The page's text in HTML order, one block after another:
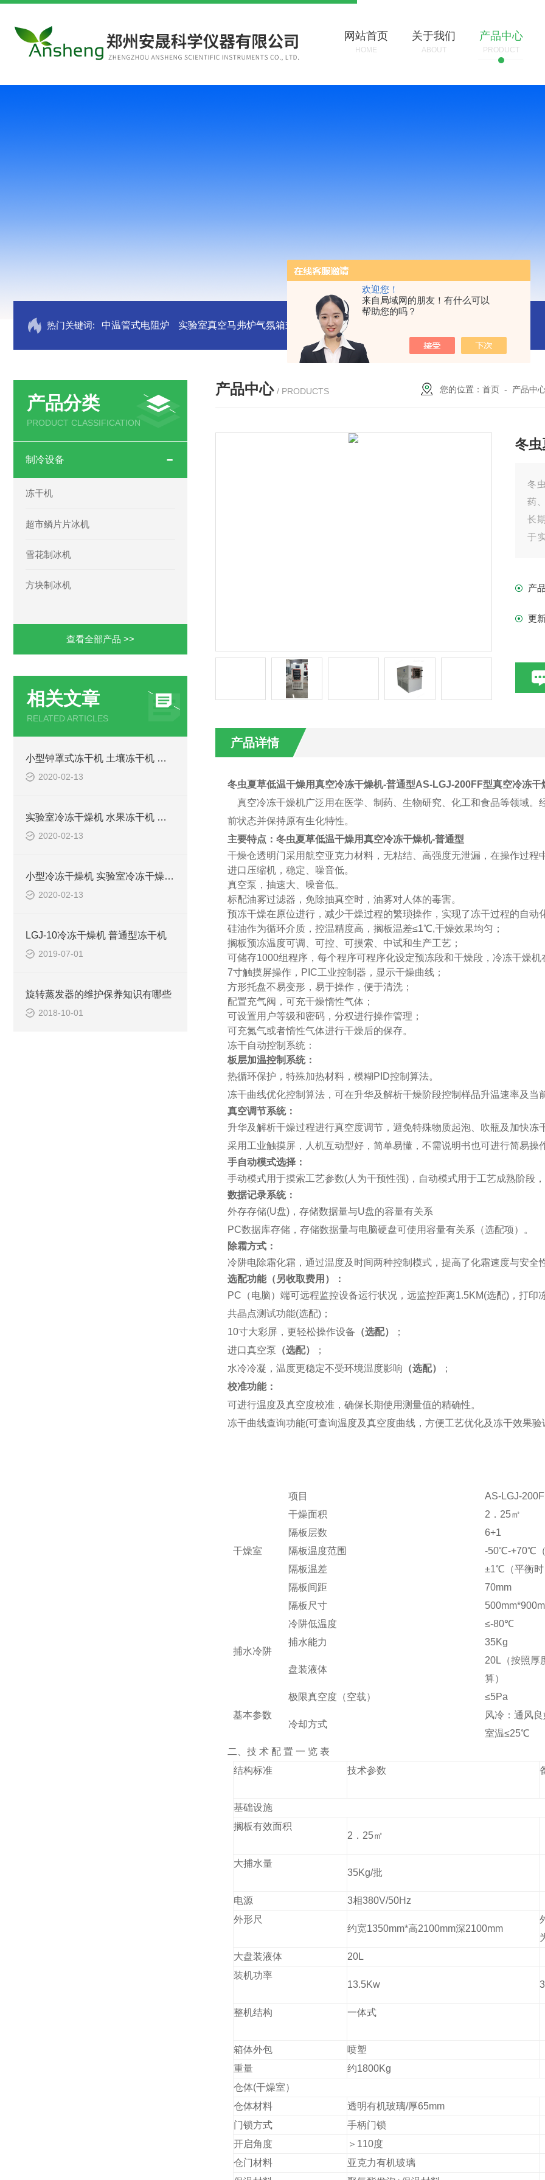
欢迎您！
来自局域网的朋友！有什么可以
帮助您的吗？
网站首页
HOME
关于我们
ABOUT
产品中心
PRODUCT
热门关键词: 中温管式电阻炉 实验室真空马弗炉气氛箱式炉厂家 灰分测定马弗炉-郑州安晟科学仪器 SX2-9-
产品分类
PRODUCT CLASSIFICATION
制冷设备
冻干机
超市鳞片片冰机
雪花制冰机
方块制冰机
查看全部产品 >>
相关文章
RELATED ARTICLES
小型钟罩式冻干机 土壤冻干机 低温冻干机 科研分析冻干机
2020-02-13
实验室冷冻干燥机 水果冻干机 生物样品冷冻干燥机
2020-02-13
小型冷冻干燥机 实验室冷冻干燥机 虫草冻干机 食品冻干机
2020-02-13
LGJ-10冷冻干燥机 普通型冻干机
2019-07-01
旋转蒸发器的维护保养知识有哪些
2018-10-01
产品中心 / PRODUCTS 您的位置：首页 - 产品中
冬
冬
药
长
于
产
更
产品详情
冬虫夏草低温干燥用真空冷冻干燥机-普通型AS-LGJ-200FF型真空冷冻干
真空冷冻干燥机广泛用在医学、制药、生物研究、化工和食品等领域。
前状态并保持原有生化特性。
主要特点： 冬虫夏草低温干燥用真空冷冻干燥机-普通型
干燥仓透明门采用航空亚克力材料，无粘结、高强度无泄漏 ，在操作过程
进口压缩机，稳定、噪音低。
真空泵，抽速大、噪音低。
标配油雾过滤器 ， 免除抽真空时，油雾对人体的毒害。
预冻干燥在原位进行，减少干燥过程的繁琐操作，实现了冻干过程的自动
硅油作为循环介质，控温精度高，搁板温差≤1℃,干燥效果均匀；
搁板预冻温度可调、可控、可摸索、中试和生产工艺；
可储存1000组程序，每个程序可程序化设定预冻段和干燥段，冷冻干燥
7寸触摸屏操作，PIC工业控制器，显示干燥曲线；
方形托盘不易变形，易于操作，便于清洗；
配置充气阀，可充干燥惰性气体；
可设置用户等级和密码，分权进行操作管理；
可充氮气或者惰性气体进行干燥后的保存。
冻干自动控制系统：
板层加温控制系统：
热循环保护，特殊加热材料，模糊PID控制算法。
冻干曲线优化控制算法，可在升华及解析干燥阶段控制样品升温速率及当
真空调节系统：
升华及解析干燥过程进行真空度调节，避免特殊物质起泡、吹瓶及加快冻
采用工业触摸屏，人机互动型好，简单易懂，不需说明书也可进行简易操
手自动模式选择：
手动模式用于摸索工艺参数(人为干预性强)，自动模式用于工艺成熟阶段，
数据记录系统：
外存存储(U盘)，存储数据量与U盘的容量有关系
PC数据库存储，存储数据量与电脑硬盘可使用容量有关系 （选配项）
。
除霜方式：
冷阱电除霜化霜，通过温度及时间两种控制模式，提高了化霜速度与安全
选配功能（另收取费用）
：
PC （电脑）端可远程监控设备运行状况，远监控距离1.5KM(选配)，打印
共晶点测试功能(选配)；
10寸大彩屏，更轻松操作设备 （选配）
；
进口真空泵 （选配）
；
水冷冷凝，温度更稳定不受环境温度影响 （选配）
；
校准功能：
可进行温度及真空度校准，确保长期使用测量值的精确性。
冻干曲线查询功能(可查询温度及真空度曲线，方便工艺优化及冻干效果验
项目 AS-LGJ-
干燥室
干燥面积 2 ．25㎡
隔板层数
6+1
隔板温度范围
-50℃-+70℃（
隔板温差
±1℃（平衡时
隔板间距
70mm
隔板尺寸
捕水冷阱
冷阱低温度 ≤-80℃
捕水能力
35Kg
盘装液体
20L（按照厚
算）
基本参数
极限真空度（空载） ≤5Pa
冷却方式
风冷：通风良
室温≤25℃
二、技 术 配 置 一 览 表
结构标准
技术参数
基础设施
搁板有效面积
2 ．25㎡
大捕水量
35Kg/批
电源
3相380V/50Hz
外形尺
约宽1350mm*高2100mm深2100mm
大盘装液体
20L
装机功率
13.5Kw
整机结构 一体式
箱体外包
喷塑
重量
约1800Kg
仓体(干燥室）
仓体材料
透明有机玻璃/厚65mm
门锁方式
手柄门锁
开启角度
＞110度
仓门材料
亚克力有机玻璃